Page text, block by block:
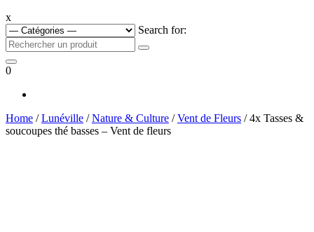
x
Search for:
0
Home /Lunéville /Nature & Culture /Vent de Fleurs / 4x Tasses &
soucoupes thé basses – Vent de fleurs